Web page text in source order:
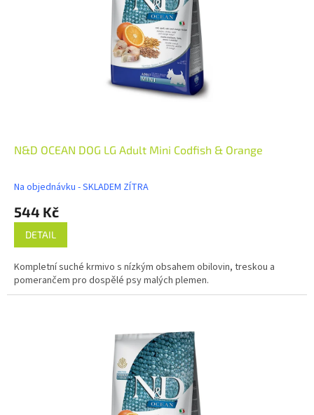
N&D OCEAN DOG LG Adult Mini Codfish & Orange
Na objednávku - SKLADEM ZÍTRA
544 Kč
DETAIL
Kompletní suché krmivo s nízkým obsahem obilovin, treskou a
pomerančem pro dospělé psy malých plemen.